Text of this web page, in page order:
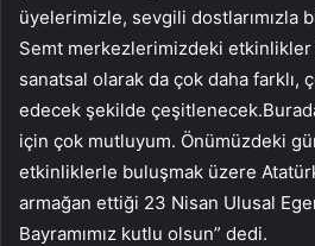
üyelerimizle, sevgili dostlarımızla
Semt merkezlerimizdeki
sanatsal olarak da çok daha farklı,
edecek şekilde
için çok mutluyum. Önümüzdeki
etkinliklerle buluşmak üzere
armağan ettiği 23 Nisan Ulusal
Bayramımız kutlu olsun” dedi.